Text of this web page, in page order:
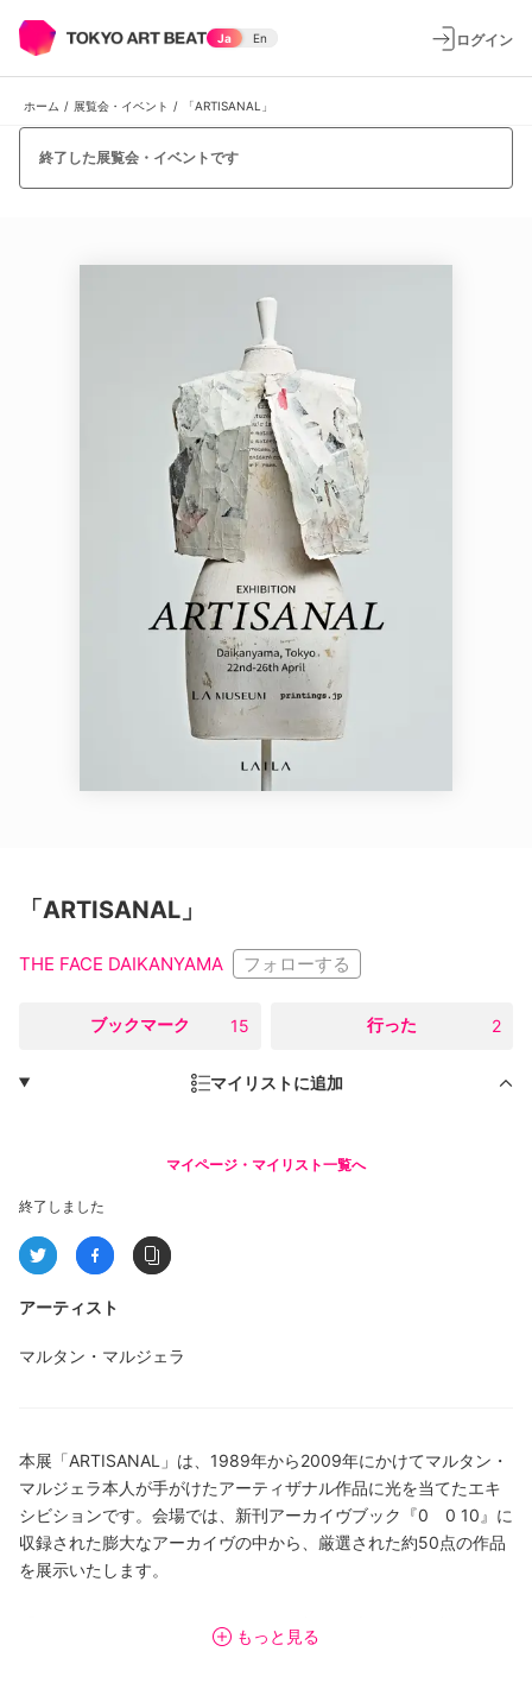
Ja En ログイン
ホーム / 展覧会・イベント / 「ARTISANAL」
終了した展覧会・イベントです
「ARTISANAL」
THE FACE DAIKANYAMA フォローする
ブックマーク 15 行った 2
マイリストに追加
マイページ・マイリスト一覧へ
終了しました
アーティスト
マルタン・マルジェラ
本展「ARTISANAL」は、1989年から2009年にかけてマルタン・
マルジェラ本人が手がけたアーティザナル作品に光を当てたエキ
シビションです。会場では、新刊アーカイヴブック『0 0 10』に
収録された膨大なアーカイヴの中から、厳選された約50点の作品
を展示いたします。
「アーティザナル」とは、絶え間なく新しい流行を生み出す既存
のファッションシステムに異議を唱え、既に存在している衣服へ
もっと見る